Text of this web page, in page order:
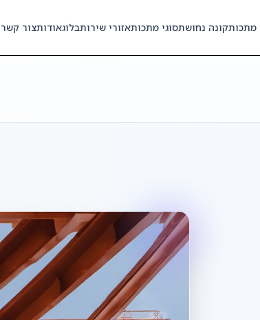
מתכותקונה נחושתסוגי מתכותאזורי שירותבלוגאודותצור קשר